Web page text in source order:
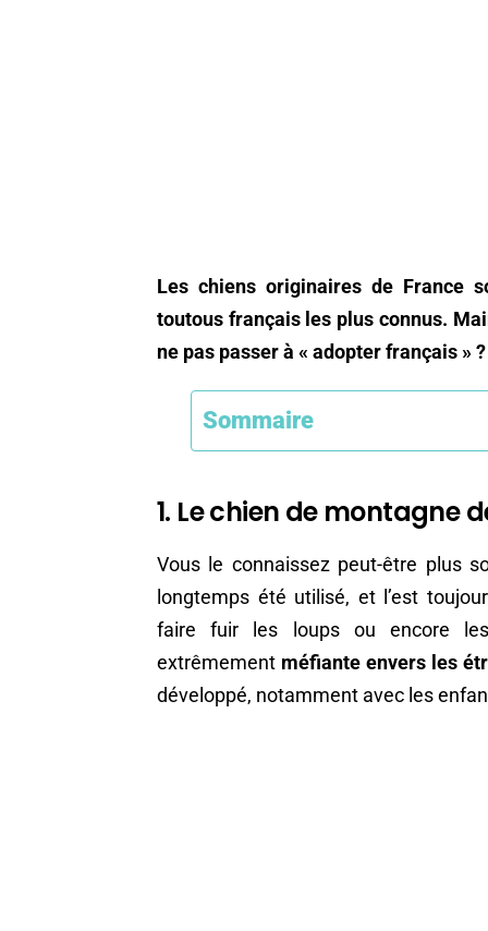
Les chiens originaires de France
toutous français les plus connus.
ne pas passer à « adopter français » ?
Sommaire
1. Le chien de montagne
Vous le connaissez peut-être plus
longtemps été utilisé, et l’est
faire fuir les loups ou encore
extrêmement méfiante envers les
développé, notamment avec les